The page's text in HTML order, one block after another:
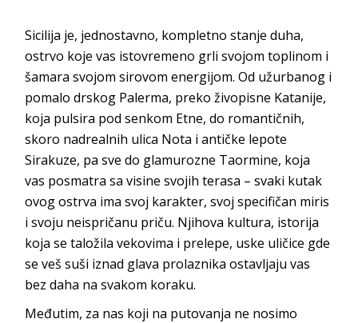
Sicilija je, jednostavno, kompletno stanje duha,
ostrvo koje vas istovremeno grli svojom toplinom i
šamara svojom sirovom energijom. Od užurbanog i
pomalo drskog Palerma, preko živopisne Katanije,
koja pulsira pod senkom Etne, do romantičnih,
skoro nadrealnih ulica Nota i antičke lepote
Sirakuze, pa sve do glamurozne Taormine, koja
vas posmatra sa visine svojih terasa – svaki kutak
ovog ostrva ima svoj karakter, svoj specifičan miris
i svoju neispričanu priču. Njihova kultura, istorija
koja se taložila vekovima i prelepe, uske uličice gde
se veš suši iznad glava prolaznika ostavljaju vas
bez daha na svakom koraku.
Međutim, za nas koji na putovanja ne nosimo